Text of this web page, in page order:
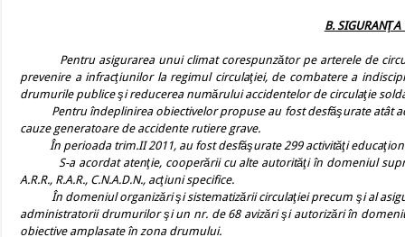
B. SIGURANŢA
Pentru asigurarea unui climat corespunzător pe arterele de
prevenire a infracţiunilor la regimul circulaţiei, de combatere a
drumurile publice şi reducerea numărului accidentelor de circulaţie
Pentru îndeplinirea obiectivelor propuse au fost desfăşurate atât
cauze generatoare de accidente rutiere grave.
În perioada trim.II 2011, au fost desfăşurate 299 activităţi
S-a acordat atenţie, cooperării cu alte autorităţi în domeniul
A.R.R., R.A.R., C.N.A.D.N., acţiuni specifice.
În domeniul organizări şi sistematizării circulaţiei precum şi al
administratorii drumurilor şi un nr. de 68 avizări şi autorizări în
obiective amplasate în zona drumului.